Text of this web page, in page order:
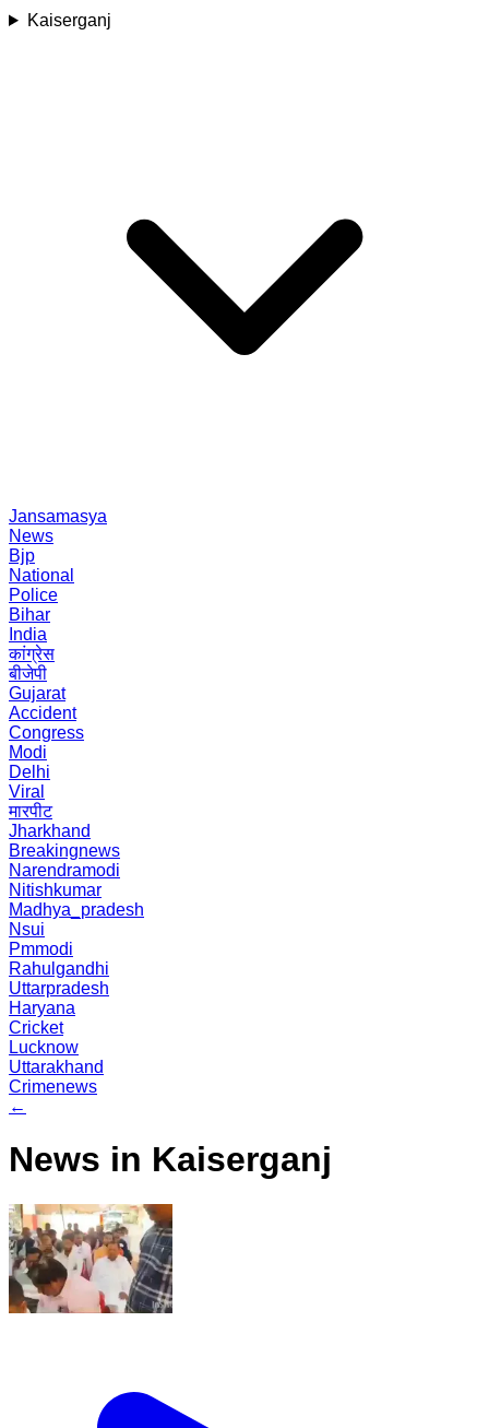
Kaiserganj
Jansamasya
News
Bjp
National
Police
Bihar
India
कांग्रेस
बीजेपी
Gujarat
Accident
Congress
Modi
Delhi
Viral
मारपीट
Jharkhand
Breakingnews
Narendramodi
Nitishkumar
Madhya_pradesh
Nsui
Pmmodi
Rahulgandhi
Uttarpradesh
Haryana
Cricket
Lucknow
Uttarakhand
Crimenews
←
News in Kaiserganj